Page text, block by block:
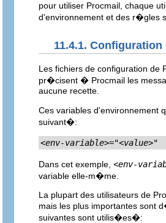
pour utiliser Procmail, chaque
d'environnement et des r�gles
11.4.1.
Les fichiers de configuration de
pr�cisent � Procmail les
aucune recette.
Ces variables
suivant�:
<env-variable>="<value>"
Dans cet exemple, <env-
variable elle-m�me.
La plupart des utilisateurs de
mais les plus importantes sont
suivantes sont utilis�es�: